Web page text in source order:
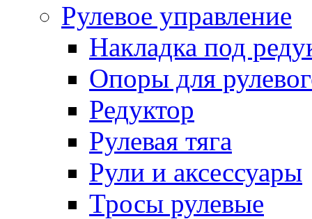
Рулевое управление
Накладка под
Опоры для
Редуктор
Рулевая тяга
Рули и аксессуары
Тросы рулевые